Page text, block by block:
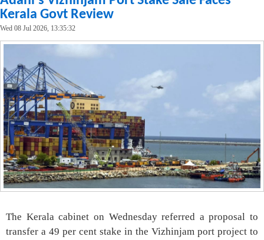
Kerala Govt Review
Wed 08 Jul 2026, 13:35:32
The Kerala cabinet on Wednesday referred a proposal to
transfer a 49 per cent stake in the Vizhinjam port project to